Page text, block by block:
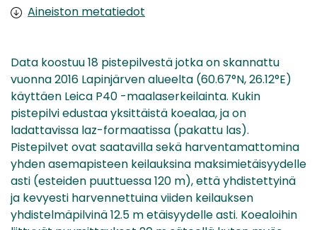
Aineiston metatiedot
Data koostuu 18 pistepilvestä jotka on skannattu
vuonna 2016 Lapinjärven alueelta (60.67°N, 26.12°E)
käyttäen Leica P40 -maalaserkeilainta. Kukin
pistepilvi edustaa yksittäistä koealaa, ja on
ladattavissa laz-formaatissa (pakattu las).
Pistepilvet ovat saatavilla sekä harventamattomina
yhden asemapisteen keilauksina maksimietäisyydelle
asti (esteiden puuttuessa 120 m), että yhdistettyinä
ja kevyesti harvennettuina viiden keilauksen
yhdistelmäpilvinä 12.5 m etäisyydelle asti. Koealoihin